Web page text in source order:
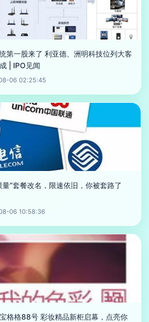
第一股来了 利亚德、洲明科技位列大客
| IPO见闻
06 02:25:45
”套餐改名，限速依旧，你被套路了
06 10:58:36
格格88号 彩妆精品新柜启幕，点亮你